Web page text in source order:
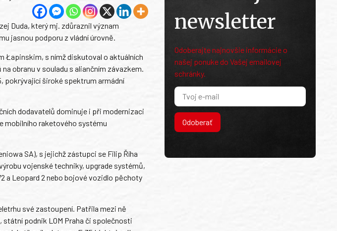
Duda, který mj. zdůraznil význam
jasnou podporu z vládní úrovně.
Łapinskim, s nímž diskutoval o aktuálních
obranu v souladu s aliančním závazkem.
pokrývající široké spektrum armádní
dodavatelů dominuje i při modernizaci
mobilního raketového systému
SA), s jejichž zástupci se Filip Říha
vojenské techniky, upgrade systémů,
a Leopard 2 nebo bojové vozidlo pěchoty
své zastoupení. Patřila mezi ně
podnik LOM Praha či společnosti
newsletter
Odoberajte najnovšie informácie o
našej ponuke do Vašej emailovej
schránky.
Odoberať